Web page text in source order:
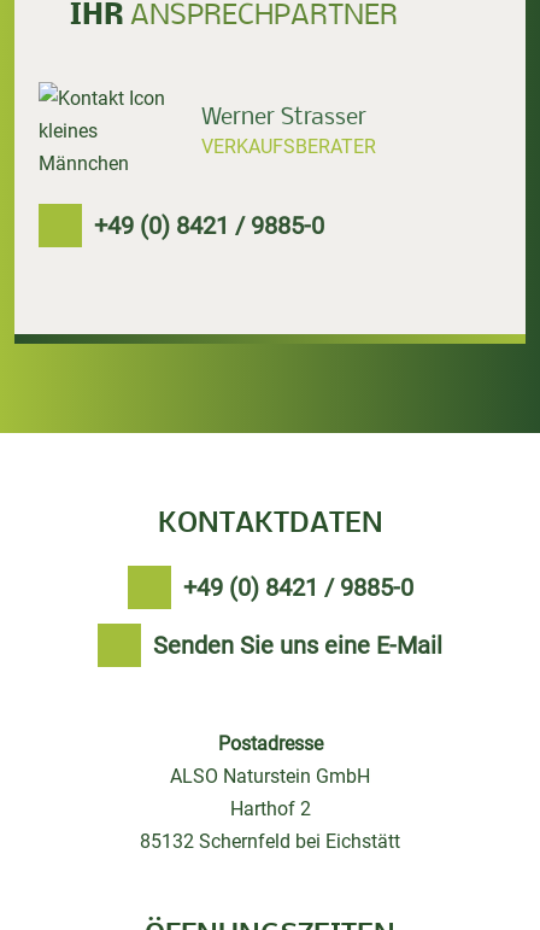
IHR ANSPRECHPARTNER
Werner Strasser
VERKAUFSBERATER
+49 (0) 8421 / 9885-0
KONTAKTDATEN
+49 (0) 8421 / 9885-0
Senden Sie uns eine E-Mail
Postadresse
ALSO Naturstein GmbH
Harthof 2
85132 Schernfeld bei Eichstätt